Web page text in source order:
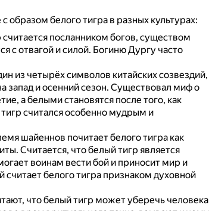
белого тигра в разных культурах:
считается посланником богов, существом
с отвагой и силой. Богиню Дургу часто
из четырёх символов китайских созвездий,
запад и осенний сезон. Существовал миф о
а белыми становятся после того, как
считался особенно мудрым и
шайеннов почитает белого тигра как
Считается, что белый тигр является
воинам вести бой и приносит мир и
белого тигра признаком духовной
что белый тигр может уберечь человека